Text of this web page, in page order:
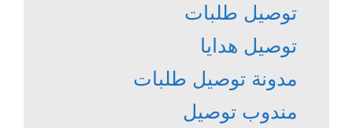
توصيل طلبات
توصيل هدايا
مدونة توصيل طلبات
مندوب توصيل